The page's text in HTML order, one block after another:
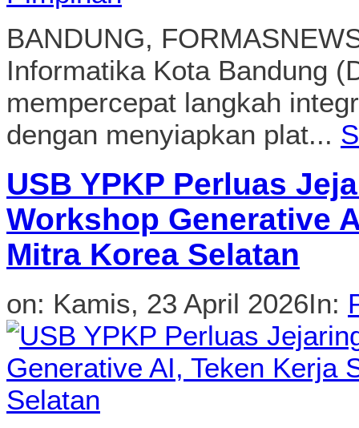
BANDUNG,
Informatika Kota Bandung
mempercepat langkah
dengan menyiapkan plat...
USB YPKP Perluas
Workshop Generative
Mitra Korea Selatan
on: Kamis, 23 April 2026In: